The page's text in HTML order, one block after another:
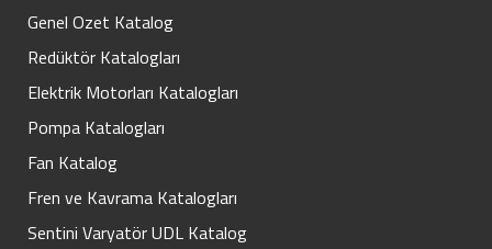
Genel Ozet Katalog
Redüktör Katalogları
Elektrik Motorları Katalogları
Pompa Katalogları
Fan Katalog
Fren ve Kavrama Katalogları
Sentini Varyatör UDL Katalog